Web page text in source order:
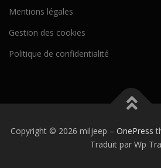
Mentions légales
Gestion des cookies
Politique de confidentialité
Copyright © 2026 miljeep – OnePress
Traduit par Wp